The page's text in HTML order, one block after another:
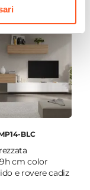
BLC
cm color
e rovere cadiz